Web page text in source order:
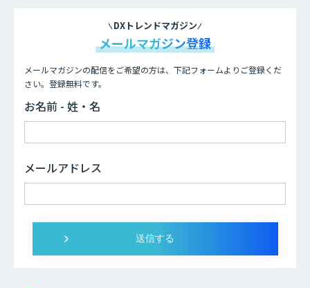
DXトレンドマガジン
メールマガジン登録
メールマガジンの配信をご希望の方は、下記フォームよりご登録くだ
さい。登録無料です。
お名前 - 姓・名
メールアドレス